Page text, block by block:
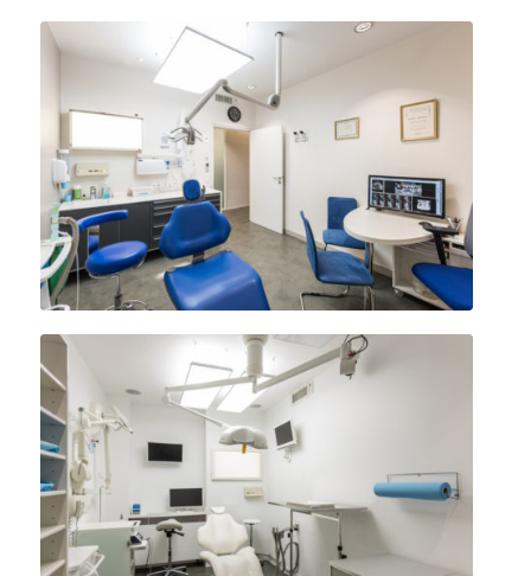
Salles de soins dentaires
Bloc opératoire